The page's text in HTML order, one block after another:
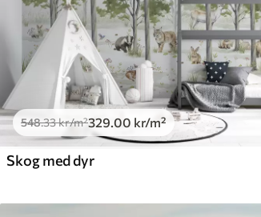
548.33kr/m²329.00 kr/m²
Skog med dyr